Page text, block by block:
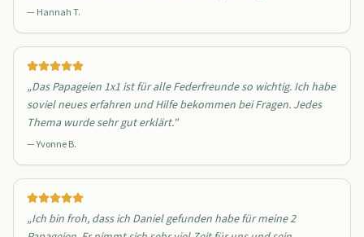
— Hannah T.
„Das Papageien 1x1 ist für alle Federfreunde so wichtig. Ich habe
soviel neues erfahren und Hilfe bekommen bei Fragen. Jedes
Thema wurde sehr gut erklärt."
—Yvonne B.
„Ich bin froh, dass ich Daniel gefunden habe für meine 2